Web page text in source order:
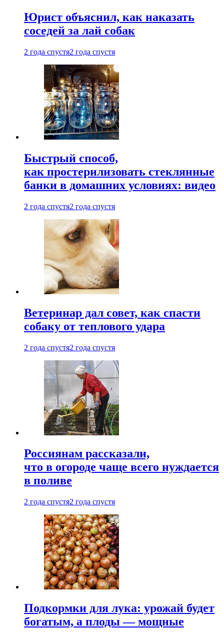
Юрист объяснил, как наказать
соседей за лай собак
2 года спустя2 года спустя
Быстрый способ,
как простерилизовать стеклянные
банки в домашних условиях: видео
2 года спустя2 года спустя
Ветеринар дал совет, как спасти
собаку от теплового удара
2 года спустя2 года спустя
Россиянам рассказали,
что в огороде чаще всего нуждается
в поливе
2 года спустя2 года спустя
Подкормки для лука: урожай будет
богатым, а плоды — мощные